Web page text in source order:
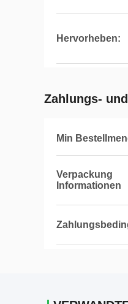
Hervorheben:
Zahlungs-
Min
Verpackung
Informationen